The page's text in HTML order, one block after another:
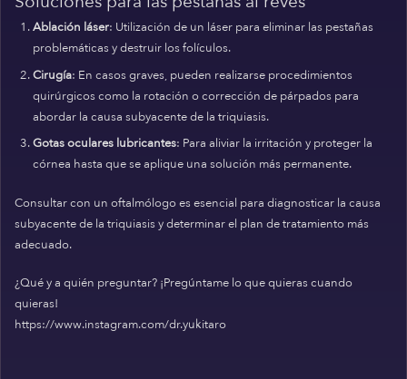
Ablación láser: Utilización de un láser para eliminar las pestañas
problemáticas y destruir los folículos.
Cirugía: En casos graves, pueden realizarse procedimientos
quirúrgicos como la rotación o corrección de párpados para
abordar la causa subyacente de la triquiasis.
Gotas oculares lubricantes: Para aliviar la irritación y proteger la
córnea hasta que se aplique una solución más permanente.
Consultar con un oftalmólogo es esencial para diagnosticar la causa
subyacente de la triquiasis y determinar el plan de tratamiento más
adecuado.
¿Qué y a quién preguntar? ¡Pregúntame lo que quieras cuando
quieras!
https://www.instagram.com/dr.yukitaro